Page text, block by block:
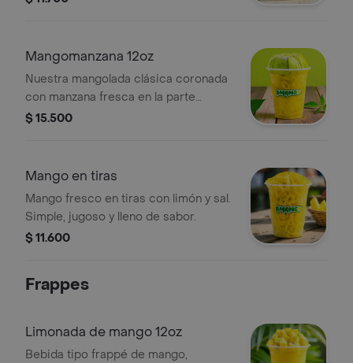
Mangomanzana 12oz
Nuestra mangolada clásica coronada
con manzana fresca en la parte
superior. 12oz
$ 15.500
Mango en tiras
Mango fresco en tiras con limón y sal.
Simple, jugoso y lleno de sabor.
$ 11.600
Frappes
Limonada de mango 12oz
Bebida tipo frappé de mango,